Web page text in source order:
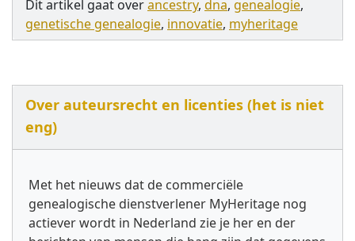
Dit artikel gaat overancestry, dna, genealogie,
genetische genealogie, innovatie, myheritage
Over auteursrecht en licenties (het is niet
eng)
Met het nieuws dat de commerciële
genealogische dienstverlener MyHeritage nog
actiever wordt in Nederland zie je her en der